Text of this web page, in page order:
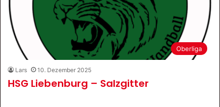
Oberliga
Lars 10. Dezember 2025
HSG Liebenburg – Salzgitter